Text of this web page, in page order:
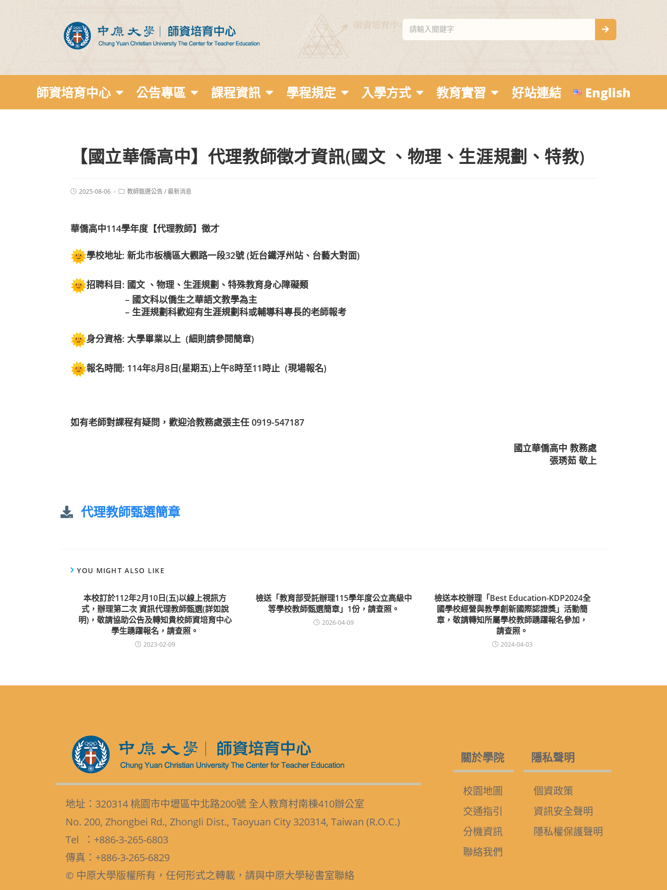
師資培育中心 公告專區 課程資訊 學程規定 入學方式 教育實習 好站連結 English
【國立華僑高中】代理教師徵才資訊(國文 、物理、生涯規劃、特教)
2025-08-06 教師甄選公告/最新消息
華僑高中114學年度【代理教師】徵才
學校地址: 新北市板橋區大觀路一段32號 (近台鐵浮州站、台藝大對面)
招聘科目: 國文 、物理、生涯規劃、特殊教育身心障礙類
– 國文科以僑生之華語文教學為主
– 生涯規劃科歡迎有生涯規劃科或輔導科專長的老師報考
身分資格: 大學畢業以上 (細則請參閱簡章)
報名時間: 114年8月8日(星期五)上午8時至11時止 (現場報名)
如有老師對課程有疑問，歡迎洽教務處張主任 0919-547187
國立華僑高中 教務處
張琇茹 敬上
代理教師甄選簡章
YOU MIGHT ALSO LIKE
本校訂於112年2月10日(五)以線上視訊方
式，辦理第二次 資訊代理教師甄選(詳如說
明)，敬請協助公告及轉知貴校師資培育中心
學生踴躍報名，請查照。
2023-02-09
檢送「教育部受託辦理115學年度公立高級中
等學校教師甄選簡章」1份，請查照。
2026-04-09
檢送本校辦理「Best Education-KDP2024全
國學校經營與教學創新國際認證獎」活動簡
章，敬請轉知所屬學校教師踴躍報名參加，
請查照。
2024-04-03
地址：320314 桃園市中壢區中北路200號 全人教育村南棟410辦公室
No. 200, Zhongbei Rd., Zhongli Dist., Taoyuan City 320314, Taiwan (R.O.C.)
Tel ：+886-3-265-6803
傳真：+886-3-265-6829
© 中原大學版權所有，任何形式之轉載，請與中原大學秘書室聯絡
關於學院
校園地圖
交通指引
分機資訊
聯絡我們
隱私聲明
個資政策
資訊安全聲明
隱私權保護聲明